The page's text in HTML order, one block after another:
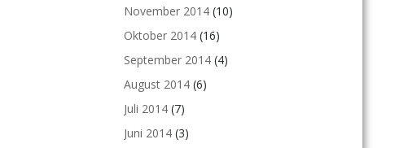
November 2014 (10)
Oktober 2014 (16)
September 2014 (4)
August 2014 (6)
Juli 2014 (7)
Juni 2014 (3)